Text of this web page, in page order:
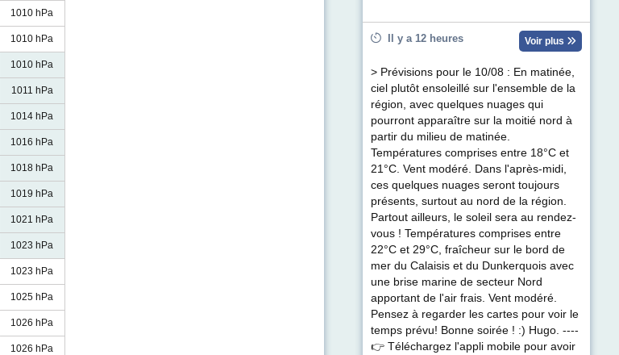
1010 hPa
1010 hPa
1010 hPa
1011 hPa
1014 hPa
1016 hPa
1018 hPa
1019 hPa
1021 hPa
1023 hPa
1023 hPa
1025 hPa
1026 hPa
1026 hPa
Il y a 12 heures Voir plus
> Prévisions pour le 10/08 : En matinée,
ciel plutôt ensoleillé sur l'ensemble de la
région, avec quelques nuages qui
pourront apparaître sur la moitié nord à
partir du milieu de matinée.
Températures comprises entre 18°C et
21°C. Vent modéré. Dans l'après-midi,
ces quelques nuages seront toujours
présents, surtout au nord de la région.
Partout ailleurs, le soleil sera au rendez-
vous ! Températures comprises entre
22°C et 29°C, fraîcheur sur le bord de
mer du Calaisis et du Dunkerquois avec
une brise marine de secteur Nord
apportant de l'air frais. Vent modéré.
Pensez à regarder les cartes pour voir le
temps prévu! Bonne soirée ! :) Hugo. ----
👉 Téléchargez l'appli mobile pour avoir